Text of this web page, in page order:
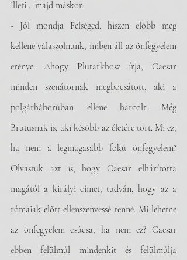
illeti… majd máskor.
- Jól mondja Felséged, hiszen előbb meg
kellene válaszolnunk, miben áll az önfegyelem
erénye. Ahogy Plutarkhosz írja, Caesar
minden szenátornak megbocsátott, aki a
polgárháborúban ellene harcolt. Még
Brutusnak is, aki később az életére tört. Mi ez,
ha nem a legmagasabb fokú önfegyelem?
Olvastuk azt is, hogy Caesar elhárította
magától a királyi címet, tudván, hogy az a
rómaiak előtt ellenszenvessé tenné. Mi lehetne
az önfegyelem csúcsa, ha nem ez? Caesar
ebben felülmúl mindenkit és felülmúlja